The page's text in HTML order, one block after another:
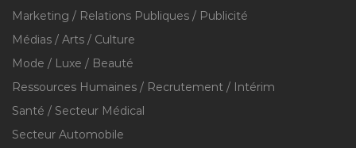
Marketing / Relations Publiques / Publicité
Médias / Arts / Culture
Mode / Luxe / Beauté
Ressources Humaines / Recrutement / Intérim
Santé / Secteur Médical
Secteur Automobile